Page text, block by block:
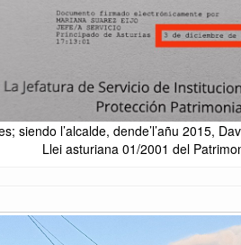
siendo l’alcalde, dende’l’añu 2015,
Llei asturiana 01/2001 del